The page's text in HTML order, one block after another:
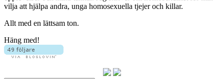
vilja att hjälpa andra, unga homosexuella tjejer och killar.
Allt med en lättsam ton.
Häng med!